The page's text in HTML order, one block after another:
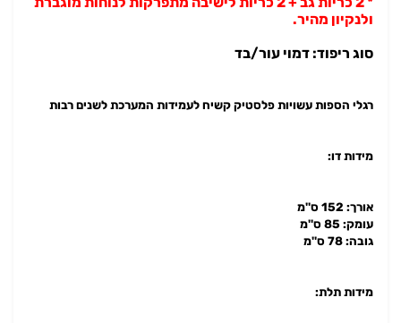
ולנקיון מהיר.
סוג ריפוד: דמוי עור/בד
רגלי הספות עשויות פלסטיק קשיח לעמידות המערכת לשנים רבות
מידות דו:
אורך: 152 ס''מ
עומק: 85 ס''מ
גובה: 78 ס''מ
מידות תלת: